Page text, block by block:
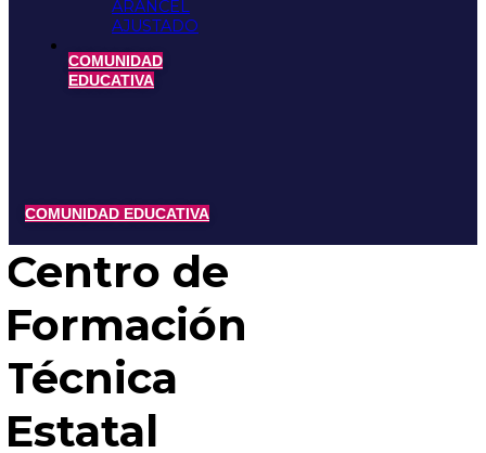
ARANCEL
AJUSTADO
COMUNIDAD
EDUCATIVA
COMUNIDAD EDUCATIVA
Centro de
Formación
Técnica
Estatal